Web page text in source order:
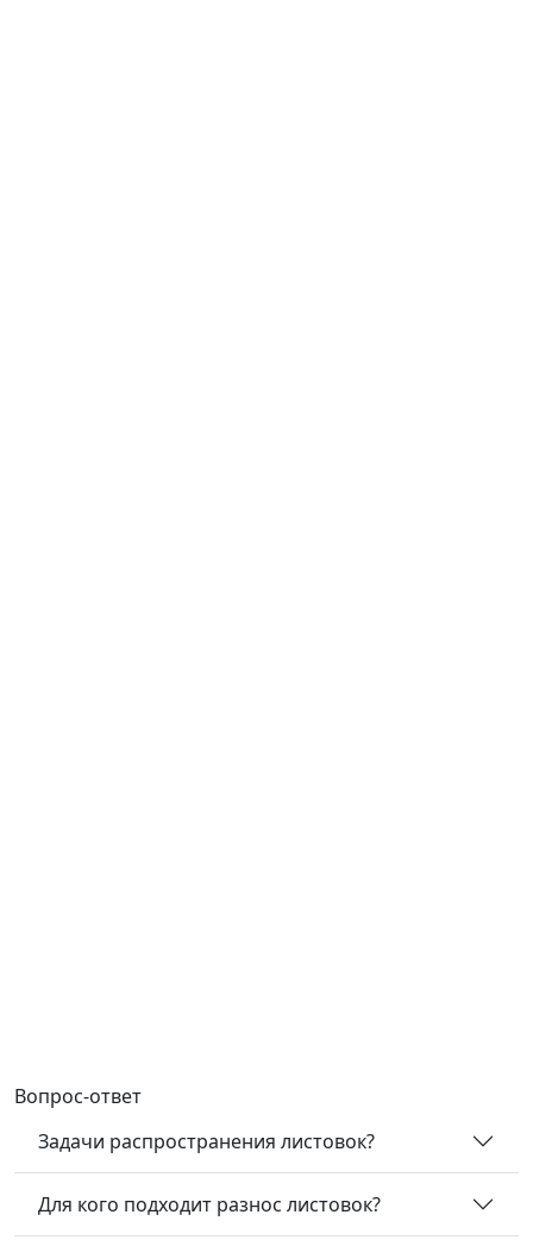
Вопрос-ответ
Задачи распространения листовок?
Для кого подходит разнос листовок?